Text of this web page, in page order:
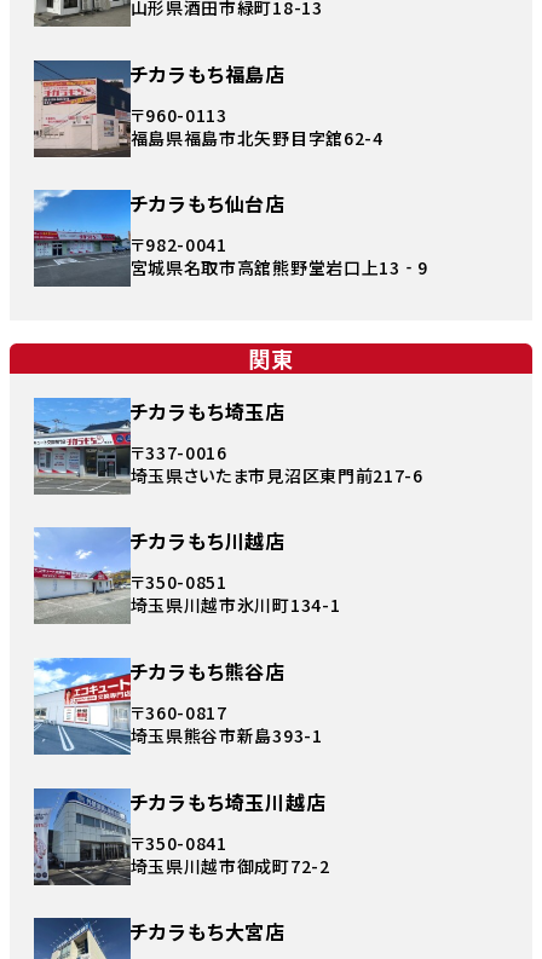
山形県酒田市緑町18-13
チカラもち福島店
〒960-0113
福島県福島市北矢野目字舘62-4
チカラもち仙台店
〒982-0041
宮城県名取市高舘熊野堂岩口上13‐9
関東
チカラもち埼玉店
〒337-0016
埼玉県さいたま市見沼区東門前217-6
チカラもち川越店
〒350-0851
埼玉県川越市氷川町134-1
チカラもち熊谷店
〒360-0817
埼玉県熊谷市新島393-1
チカラもち埼玉川越店
〒350-0841
埼玉県川越市御成町72-2
チカラもち大宮店